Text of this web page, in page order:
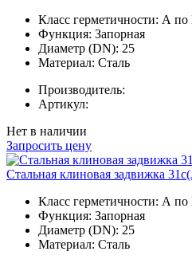
Класс герметичности: А по
Функция: Запорная
Диаметр (DN): 25
Материал: Сталь
Производитель:
Артикул:
Нет в наличии
Запросить цену
Стальная клиновая задвижка
Класс герметичности: А по
Функция: Запорная
Диаметр (DN): 25
Материал: Сталь